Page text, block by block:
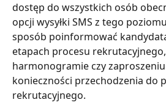
dostęp do wszystkich osób
opcji wysyłki SMS z tego
sposób poinformować
etapach procesu
harmonogramie czy
konieczności przechodzenia do
rekrutacyjnego.